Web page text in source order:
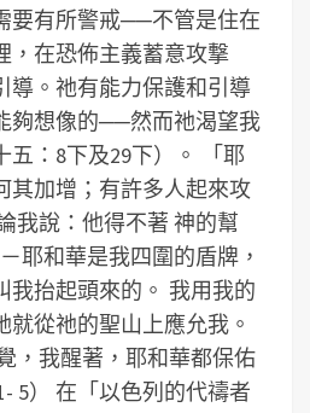
要有所警戒──不管是住在
，在恐佈主義蓄意攻撃
導。祂有能力保護和引導
夠想像的──然而祂渴望我
：8下及29下）。
「耶
其加增；有許多人起來攻
我說：他得不著 神的幫
耶和華是我四圍的盾牌，
我抬起頭來的。 我用我的
就從祂的聖山上應允我。
，我醒著，耶和華都保佑
5）
在「以色列的代禱者